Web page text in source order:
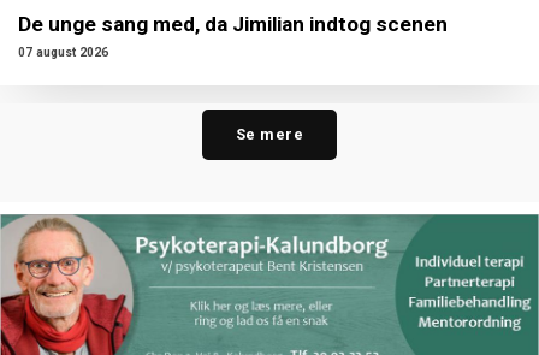
De unge sang med, da Jimilian indtog scenen
07 august 2026
Se mere